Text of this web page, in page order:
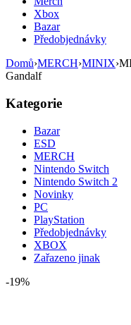
Xbox
Bazar
Předobjednávky
Domů›MERCH›MINIX›
Gandalf
Kategorie
Bazar
ESD
MERCH
Nintendo Switch
Nintendo Switch 2
Novinky
PC
PlayStation
Předobjednávky
XBOX
Zařazeno jinak
-19%